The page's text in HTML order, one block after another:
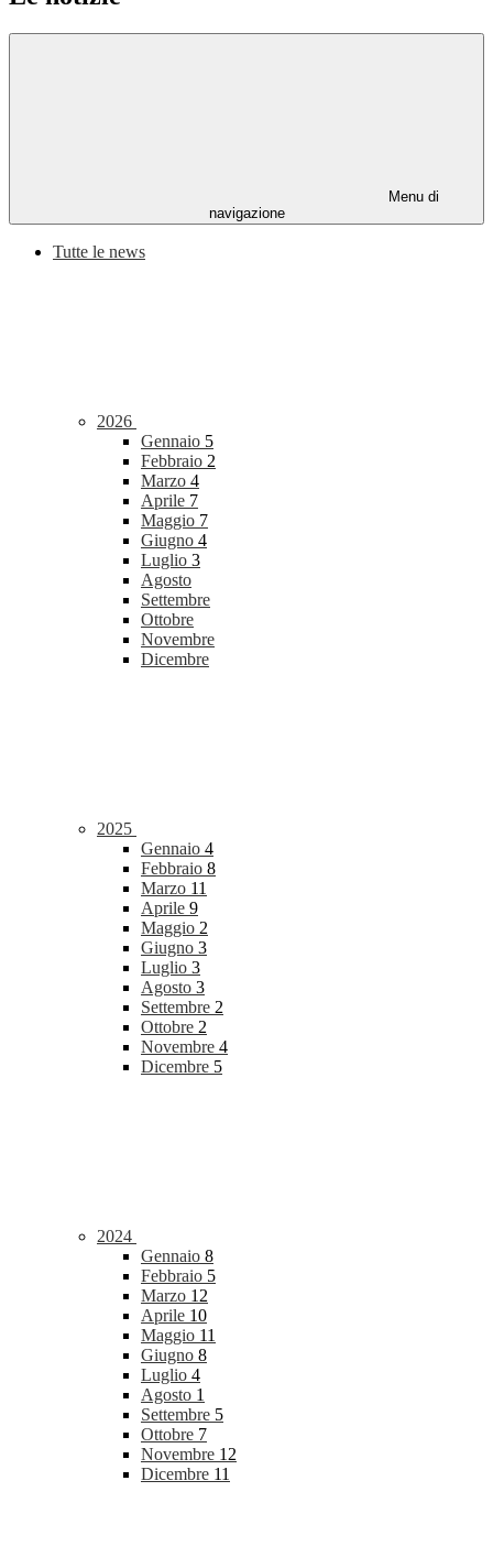
Menu di
navigazione
Tutte le news
2026
Gennaio 5
Febbraio 2
Marzo 4
Aprile 7
Maggio 7
Giugno 4
Luglio 3
Agosto
Settembre
Ottobre
Novembre
Dicembre
2025
Gennaio 4
Febbraio 8
Marzo 11
Aprile 9
Maggio 2
Giugno 3
Luglio 3
Agosto 3
Settembre 2
Ottobre 2
Novembre 4
Dicembre 5
2024
Gennaio 8
Febbraio 5
Marzo 12
Aprile 10
Maggio 11
Giugno 8
Luglio 4
Agosto 1
Settembre 5
Ottobre 7
Novembre 12
Dicembre 11